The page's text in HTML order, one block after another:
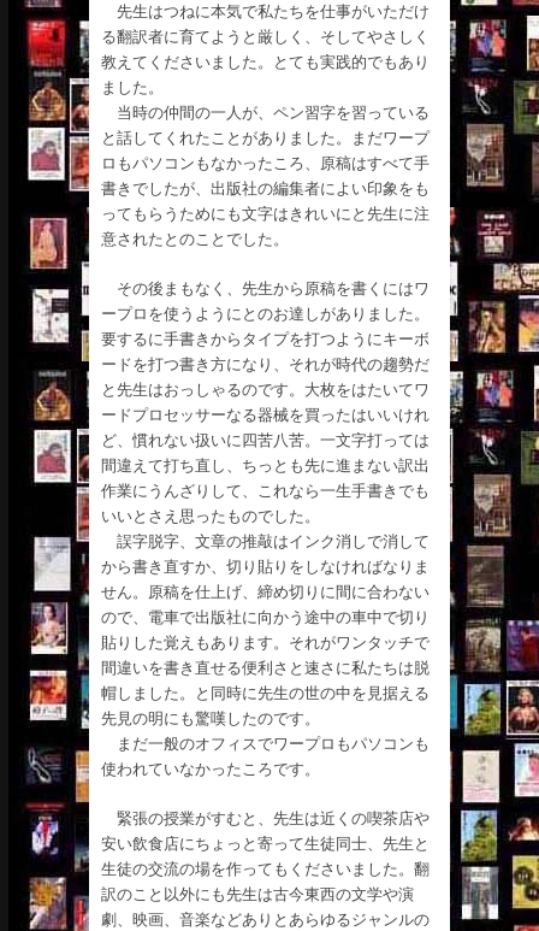
先生はつねに本気で私たちを仕事がいただけ
る翻訳者に育てようと厳しく、そしてやさしく
教えてくださいました。とても実践的でもあり
ました。
当時の仲間の一人が、ペン習字を習っている
と話してくれたことがありました。まだワープ
ロもパソコンもなかったころ、原稿はすべて手
書きでしたが、出版社の編集者によい印象をも
ってもらうためにも文字はきれいにと先生に注
意されたとのことでした。
その後まもなく、先生から原稿を書くにはワ
ープロを使うようにとのお達しがありました。
要するに手書きからタイプを打つようにキーボ
ードを打つ書き方になり、それが時代の趨勢だ
と先生はおっしゃるのです。大枚をはたいてワ
ードプロセッサーなる器械を買ったはいいけれ
ど、慣れない扱いに四苦八苦。一文字打っては
間違えて打ち直し、ちっとも先に進まない訳出
作業にうんざりして、これなら一生手書きでも
いいとさえ思ったものでした。
誤字脱字、文章の推敲はインク消しで消して
から書き直すか、切り貼りをしなければなりま
せん。原稿を仕上げ、締め切りに間に合わない
ので、電車で出版社に向かう途中の車中で切り
貼りした覚えもあります。それがワンタッチで
間違いを書き直せる便利さと速さに私たちは脱
帽しました。と同時に先生の世の中を見据える
先見の明にも驚嘆したのです。
まだ一般のオフィスでワープロもパソコンも
使われていなかったころです。
緊張の授業がすむと、先生は近くの喫茶店や
安い飲食店にちょっと寄って生徒同士、先生と
生徒の交流の場を作ってもくださいました。翻
訳のこと以外にも先生は古今東西の文学や演
劇、映画、音楽などありとあらゆるジャンルの